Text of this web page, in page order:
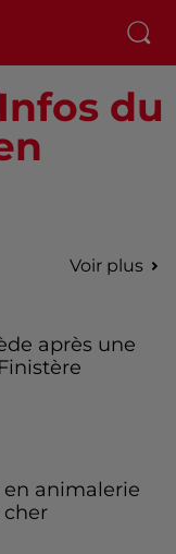
du
Voir plus
après une
animalerie